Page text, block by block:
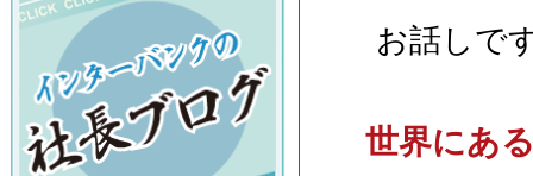
お話しで
世界にあ